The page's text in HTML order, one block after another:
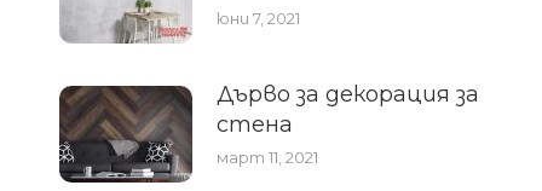
юни 7, 2021
Дърво за декорация за
стена
март 11, 2021